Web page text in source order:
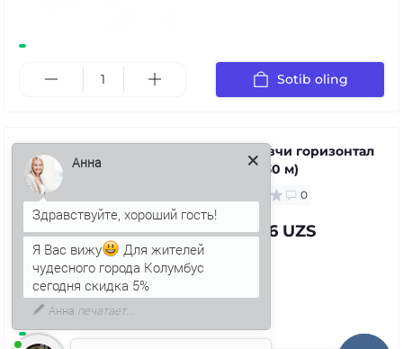
Sotib oling
Тўлдирувчи горизонтал
(10 мм х 30 м)
0
7 439.26 UZS
Здравствуйте, хороший гость!
Я Вас вижу
Для жителей
чудесного города Колумбус
сегодня скидка 5%